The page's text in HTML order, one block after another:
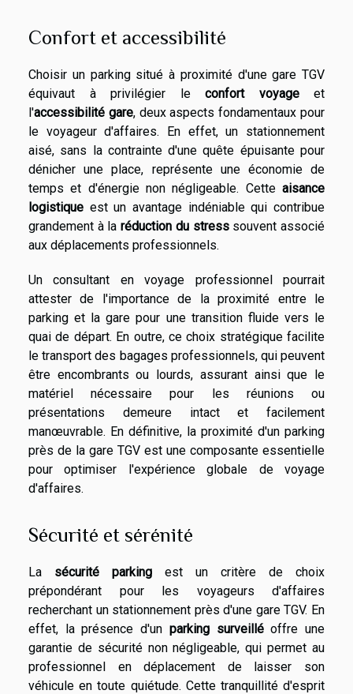
Confort et accessibilité
Choisir un parking situé à proximité d'une gare TGV
équivaut à privilégier le confort voyageet
l'accessibilité gare, deux aspects fondamentaux pour
le voyageur d'affaires. En effet, un stationnement
aisé, sans la contrainte d'une quête épuisante pour
dénicher une place, représente une économie de
temps et d'énergie non négligeable. Cette aisance
logistique est un avantage indéniable qui contribue
grandement à laréduction du stresssouvent associé
aux déplacements professionnels.
Un consultant en voyage professionnel pourrait
attester de l'importance de la proximité entre le
parking et la gare pour une transition fluide vers le
quai de départ. En outre, ce choix stratégique facilite
le transport des bagages professionnels, qui peuvent
être encombrants ou lourds, assurant ainsi que le
matériel nécessaire pour les réunions ou
présentations demeure intact et facilement
manœuvrable. En définitive, la proximité d'un parking
près de la gare TGV est une composante essentielle
pour optimiser l'expérience globale de voyage
d'affaires.
Sécurité et sérénité
La sécurité parking est un critère de choix
prépondérant pour les voyageurs d'affaires
recherchant un stationnement près d'une gare TGV. En
effet, la présence d'un parking surveilléoffre une
garantie de sécurité non négligeable, qui permet au
professionnel en déplacement de laisser son
véhicule en toute quiétude. Cette tranquillité d'esprit